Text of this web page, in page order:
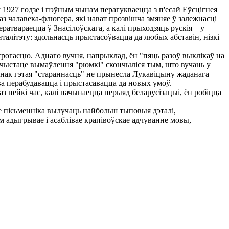
годзе і пэўным чынам перагукваецца з п'есай Еўсцігнея
чалавека-флюгера, які нават прозвішча змяняе ў залежнасці
ў Знасілоўскага, а калі прыходзяць рускія – у
здольнасць прыстасоўвацца да любых абставін, нізкі
Аднаго вучня, напрыклад, ён "пяць разоў выклікаў на
вымаўлення "рюмкі" скончыліся тым, што вучань у
гэтая "стараннасць" не прынесла Лукавіцыну жаданага
і прыстасавацца да новых умоў.
час, калі пачынаецца перыяд беларусізацыі, ён робіцца
вылучаць найбольш тыповыя дэталі,
і асаблівае крапівоўскае адчуванне мовы,